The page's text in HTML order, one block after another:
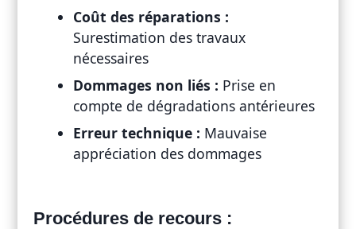
Coût des réparations :
Surestimation des travaux
nécessaires
Dommages non liés : Prise en
compte de dégradations antérieures
Erreur technique : Mauvaise
appréciation des dommages
Procédures de recours :